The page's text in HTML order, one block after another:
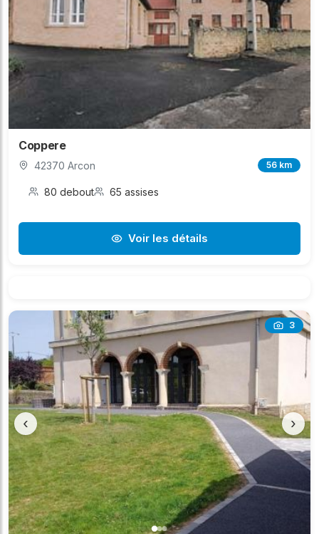
Coppere
42370 Arcon 56 km
80 debout 65 assises
Voir les détails
3
‹ ›